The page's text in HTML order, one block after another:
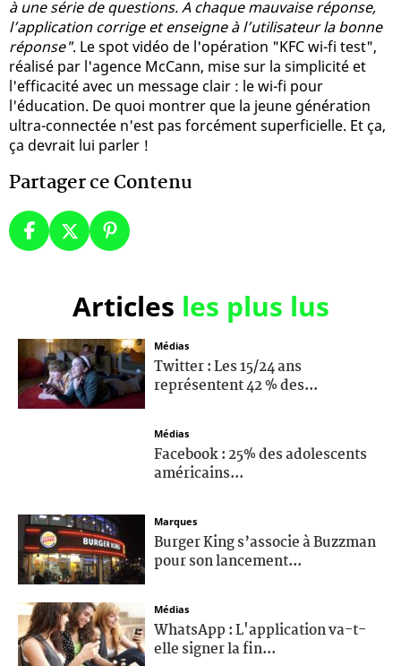
à une série de questions. A chaque mauvaise réponse,
l’application corrige et enseigne à l’utilisateur la bonne
réponse". Le spot vidéo de l'opération "KFC wi-fi test",
réalisé par l'agence McCann, mise sur la simplicité et
l'efficacité avec un message clair : le wi-fi pour
l'éducation. De quoi montrer que la jeune génération
ultra-connectée n'est pas forcément superficielle. Et ça,
ça devrait lui parler !
Partager ce Contenu
Articles les plus lus
Médias
Twitter : Les 15/24 ans
représentent 42 % des...
Médias
Facebook : 25% des adolescents
américains...
Marques
Burger King s’associe à Buzzman
pour son lancement...
Médias
WhatsApp : L'application va-t-
elle signer la fin...